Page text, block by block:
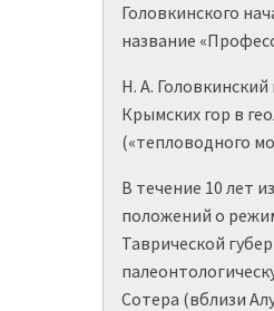
Головкинского
название
Н. А.
Крымских гор в
(«тепловодного
В течение 10 лет
положений о
Таврической
Сотера (вблизи